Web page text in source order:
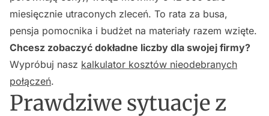
miesięcznie utraconych zleceń. To rata za busa,
pensja pomocnika i budżet na materiały razem wzięte.
Chcesz zobaczyć dokładne liczby dla swojej firmy?
Wypróbuj nasz kalkulator kosztów nieodebranych
połączeń.
Prawdziwe sytuacje z